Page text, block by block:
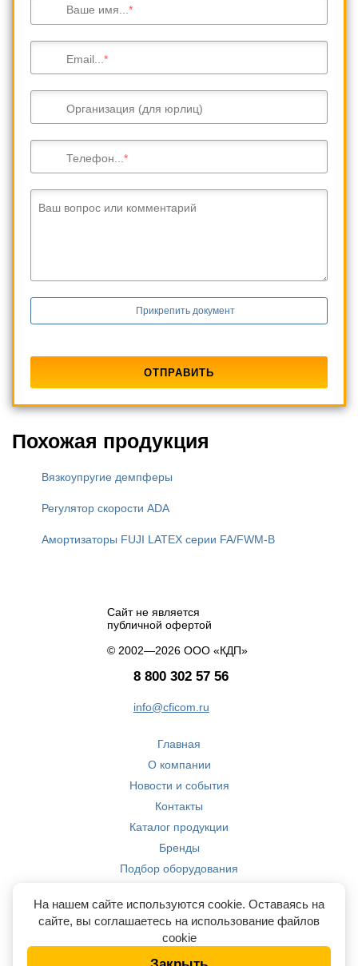
Ваше имя...
Email...
Организация (для юрлиц)
Телефон...
Ваш вопрос или комментарий
Прикрепить документ
Похожая продукция
Вязкоупругие демпферы
Регулятор скорости ADA
Амортизаторы FUJI LATEX серии FA/FWM-B
Сайт не является
публичной офертой
© 2002—2026 ООО «КДП»
8 800 302 57 56
info@cficom.ru
Главная
О компании
Новости и события
Контакты
Каталог продукции
Бренды
Подбор оборудования
Компетенции
На нашем сайте используются cookie. Оставаясь на
сайте, вы соглашаетесь на использование файлов
cookie